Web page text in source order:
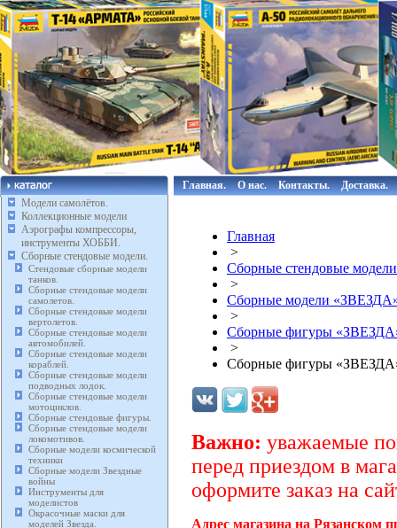
Модели самолётов.
Коллекционные модели
Аэрографы компрессоры,
инструменты ХОББИ.
Сборные стендовые модели.
Стендовые сборные модели
танков.
Сборные стендовые модели
самолетов.
Сборные стендовые модели
вертолетов.
Сборные стендовые модели
автомобилей.
Сборные стендовые модели
кораблей.
Сборные стендовые модели
подводных лодок.
Сборные стендовые модели
мотоциклов.
Сборные стендовые фигуры.
Сборные стендовые модели
локомотивов.
Сборные модели космической
техники
Сборные модели Звездные
войны
Инструменты для
моделистов
Окрасочные маски для
моделей Звезда.
Главная. О нас. Контакты. Доставка.
Главная
>
Сборные стендовые
>
Сборные модели
>
Сборные фигуры
>
Сборные фигуры
Важно: уважаемые
перед приездом в
оформите заказ на
Адрес магазина на Рязанском